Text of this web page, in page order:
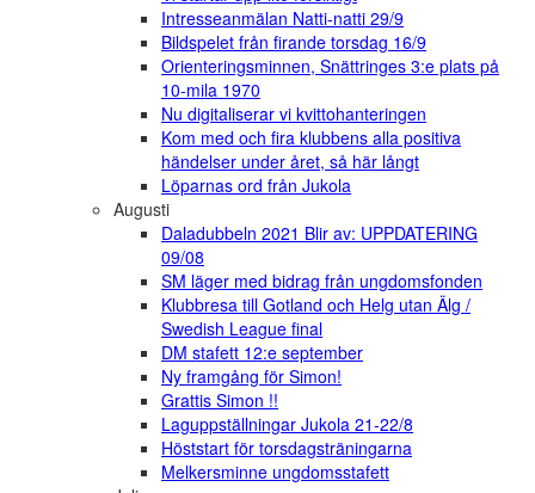
Intresseanmälan Natti-natti 29/9
Bildspelet från firande torsdag 16/9
Orienteringsminnen, Snättringes 3:e plats på
10-mila 1970
Nu digitaliserar vi kvittohanteringen
Kom med och fira klubbens alla positiva
händelser under året, så här långt
Löparnas ord från Jukola
Augusti
Daladubbeln 2021 Blir av: UPPDATERING
09/08
SM läger med bidrag från ungdomsfonden
Klubbresa till Gotland och Helg utan Älg /
Swedish League final
DM stafett 12:e september
Ny framgång för Simon!
Grattis Simon !!
Laguppställningar Jukola 21-22/8
Höststart för torsdagsträningarna
Melkersminne ungdomsstafett